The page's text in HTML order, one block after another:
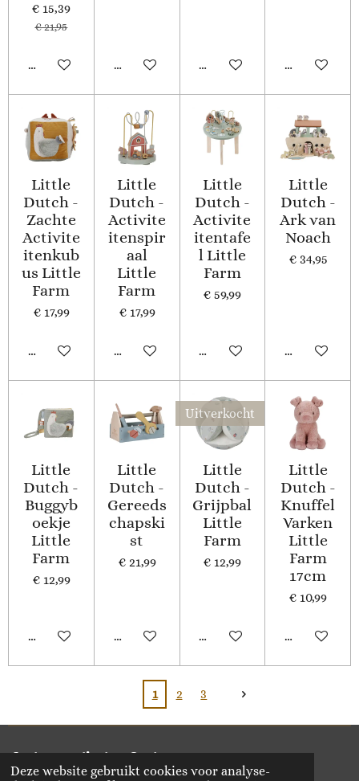
Deze website gebruikt cookies voor analyse-
€ 15,39
€ 21,95
In winkelwagenIn winkelwagenIn winkelwagenIn
Little
Dutch -
Zachte
Activite
itenkub
us Little
Farm
€ 17,99
In winkelwagen
Little
Dutch -
Activite
itenspir
aal
Little
Farm
€ 17,99
In winkelwagen
Little
Dutch -
Activite
itentafe
l Little
Farm
€ 59,99
In winkelwagen
Little
Dutch -
Ark van
Noach
€ 34,95
In
Little
Dutch -
Buggyb
oekje
Little
Farm
€ 12,99
In winkelwagen
Little
Dutch -
Gereeds
chapski
st
€ 21,99
In winkelwagen
Uitverkocht
Little
Dutch -
Grijpbal
Little
Farm
€ 12,99
Houd mij op de hoogte
Little
Dutch -
Knuffel
Varken
Little
Farm
17cm
€ 10,99
In
1 2 3
Delen Deel Share Delen